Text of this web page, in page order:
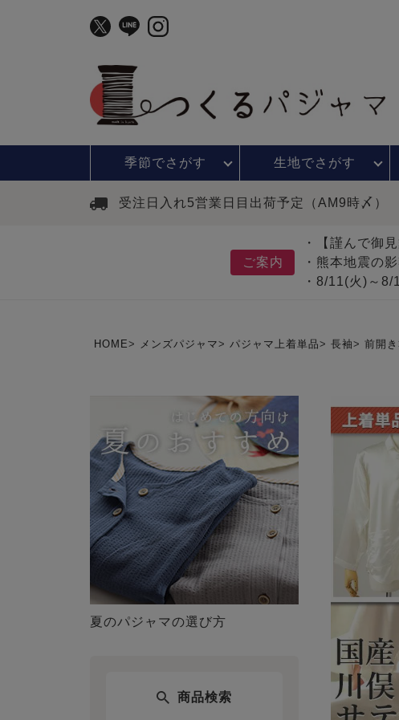
季節でさがす 生地でさがす
受注日入れ5営業日目出荷予定（AM9時〆）
ご案内
・【謹んで御
・熊本地震の
・8/11(火)～
HOME メンズパジャマ パジャマ上着単品 長袖 前開き
夏のパジャマの選び方
商品検索